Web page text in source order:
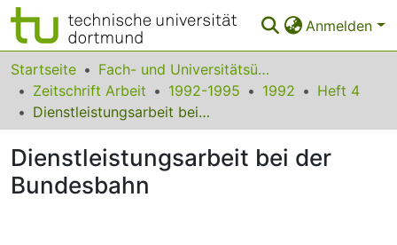
Anmelden
Bereiche & Sammlungen
Das gesamte Repositorium
FAQ
Startseite
Fach- und Universitätsübergreifendes
Zeitschrift Arbeit
1992-1995 1992
Heft 4
Dienstleistungsarbeit bei der Bundesbahn
Dienstleistungsarbeit bei der
Bundesbahn